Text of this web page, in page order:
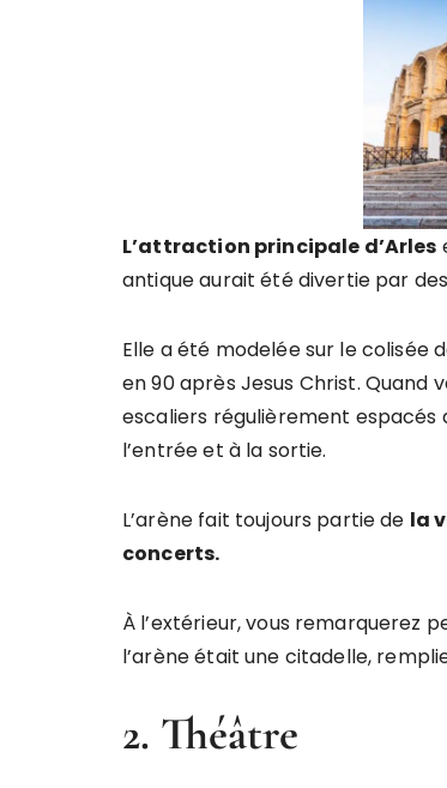
L’attraction principale d’Arles
antique aurait été divertie par
Elle a été modelée sur le colisée
en 90 après Jesus Christ. Quand
escaliers régulièrement espacés
l’entrée et à la sortie.
L’arène fait toujours partie de la
concerts.
À l’extérieur, vous remarquerez
l’arène était une citadelle,
2. Théâtre